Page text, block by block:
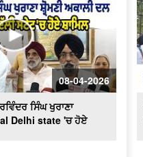
08-04-2026
ਸਿੰਘ ਖੁਰਾਣਾ
Delhi state 'ਚ ਹੋਏ